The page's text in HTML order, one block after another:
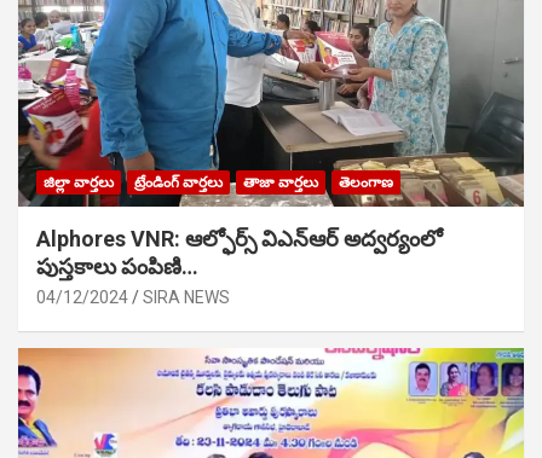
జిల్లా వార్తలు ట్రేండింగ్ వార్తలు తాజా వార్తలు తెలంగాణ
Alphores VNR: ఆల్ఫోర్స్ విఎన్ఆర్ అద్వర్యంలో
పుస్తకాలు పంపిణి…
04/12/2024 SIRA NEWS